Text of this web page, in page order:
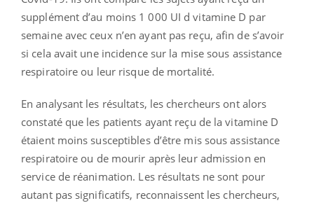
supplément d’au moins 1 000 UI d vitamine D par
semaine avec ceux n’en ayant pas reçu, afin de s’avoir
si cela avait une incidence sur la mise sous assistance
respiratoire ou leur risque de mortalité.
En analysant les résultats, les chercheurs ont alors
constaté que les patients ayant reçu de la vitamine D
étaient moins susceptibles d’être mis sous assistance
respiratoire ou de mourir après leur admission en
service de réanimation. Les résultats ne sont pour
autant pas significatifs, reconnaissent les chercheurs,